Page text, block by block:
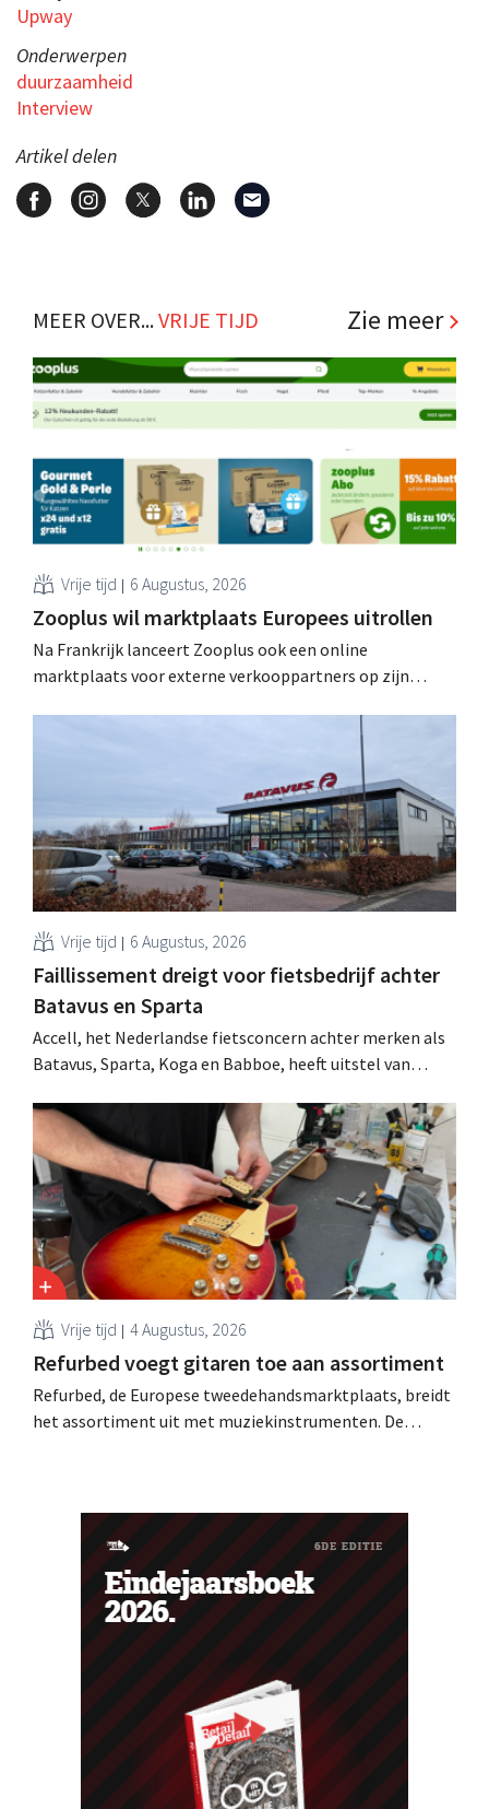
Upway
Onderwerpen
duurzaamheid
Interview
Artikel delen
MEER OVER...VRIJE TIJD Zie meer
Vrije tijd 6 Augustus, 2026
Zooplus wil marktplaats Europees uitrollen
Na Frankrijk lanceert Zooplus ook een online
marktplaats voor externe verkooppartners op zijn
voor huisdierbenodigdheden dat model stapsgewijs
uitbreiden naar andere landen. Met inzet van AI Zooplus,
het online platform voor huisdierbenodigdheden met
hoofdzetel in München, kondigt de lancering aan van
een...
Vrije tijd 6 Augustus, 2026
Faillissement dreigt voor fietsbedrijf achter
Batavus en Sparta
Accell, het Nederlandse fietsconcern achter merken als
Batavus, Sparta, Koga en Babboe, heeft uitstel van
faillissement. Overnamegesprekken met een
Singaporese investeringsmaatschappij sprongen af.
Vrije tijd 4 Augustus, 2026
Refurbed voegt gitaren toe aan assortiment
Refurbed, de Europese tweedehandsmarktplaats, breidt
het assortiment uit met muziekinstrumenten. De